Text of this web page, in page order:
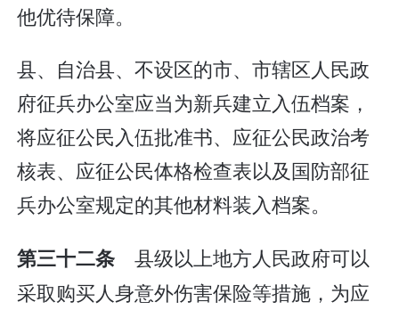
他优待保障。
县、自治县、不设区的市、市辖区人民政
府征兵办公室应当为新兵建立入伍档案，
将应征公民入伍批准书、应征公民政治考
核表、应征公民体格检查表以及国防部征
兵办公室规定的其他材料装入档案。
第三十二条 县级以上地方人民政府可以
采取购买人身意外伤害保险等措施，为应